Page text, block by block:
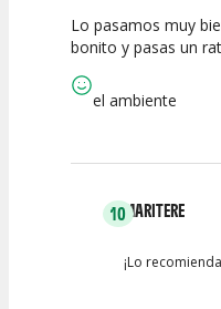
10
Espectáculo
10
Lo pasamos muy
bonito y pasas un
el ambiente
10MARITERE
¡Lo